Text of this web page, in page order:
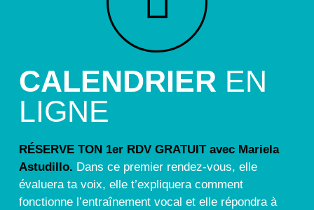
CALENDRIER EN
LIGNE
RÉSERVE TON 1er RDV GRATUIT avec Mariela
Astudillo. Dans ce premier rendez-vous, elle
évaluera ta voix, elle t’expliquera comment
fonctionne l’entraînement vocal et elle répondra à